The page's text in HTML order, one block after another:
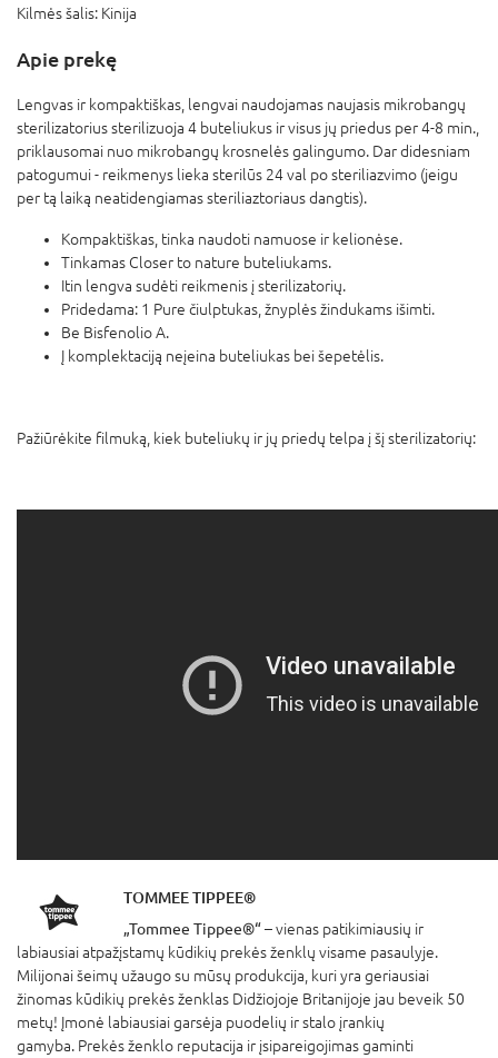
Kilmės šalis: Kinija
Apie prekę
Lengvas ir kompaktiškas, lengvai naudojamas naujasis mikrobangų
sterilizatorius sterilizuoja 4 buteliukus ir visus jų priedus per 4-8 min.,
priklausomai nuo mikrobangų krosnelės galingumo. Dar didesniam
patogumui - reikmenys lieka sterilūs 24 val po steriliazvimo (jeigu
per tą laiką neatidengiamas steriliaztoriaus dangtis).
Kompaktiškas, tinka naudoti namuose ir kelionėse.
Tinkamas Closer to nature buteliukams.
Itin lengva sudėti reikmenis į sterilizatorių.
Pridedama: 1 Pure čiulptukas, žnyplės žindukams išimti.
Be Bisfenolio A.
Į komplektaciją neįeina buteliukas bei šepetėlis.
Pažiūrėkite filmuką, kiek buteliukų ir jų priedų telpa į šį sterilizatorių:
TOMMEE TIPPEE®
„Tommee Tippee®“– vienas patikimiausių ir
labiausiai atpažįstamų kūdikių prekės ženklų visame pasaulyje.
Milijonai šeimų užaugo su mūsų produkcija, kuri yra geriausiai
žinomas kūdikių prekės ženklas Didžiojoje Britanijoje jau beveik 50
metų! Įmonė labiausiai garsėja puodelių ir stalo įrankių
gamyba. Prekės ženklo reputacija ir įsipareigojimas gaminti